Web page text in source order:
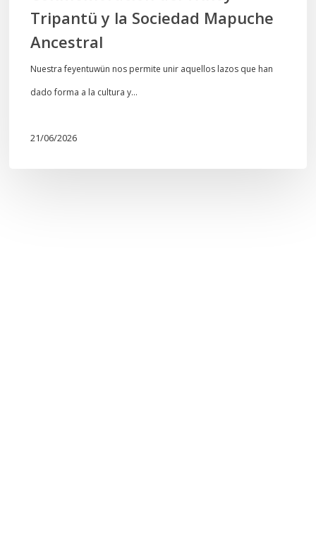
Tripantü y la Sociedad Mapuche
Ancestral
Nuestra feyentuwün nos permite unir aquellos lazos que han
dado forma a la cultura y…
21/06/2026